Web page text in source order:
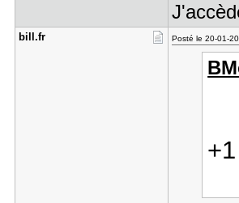
bill.fr Posté le 20-01-
+1